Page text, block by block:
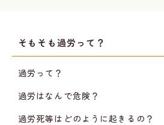
そもそも過労って？
過労って？
過労はなんで危険？
過労死等はどのように起きるの？